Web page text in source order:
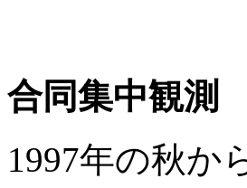
合同集中観測
1997年の秋か